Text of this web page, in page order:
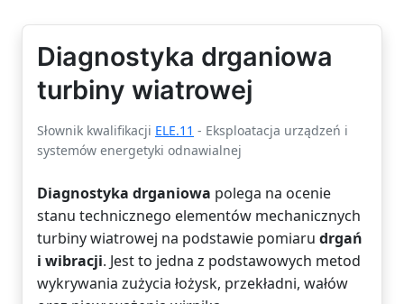
Diagnostyka drganiowa
turbiny wiatrowej
Słownik kwalifikacji ELE.11 - Eksploatacja urządzeń i
systemów energetyki odnawialnej
Diagnostyka drganiowa polega na ocenie
stanu technicznego elementów mechanicznych
turbiny wiatrowej na podstawie pomiaru drgań
i wibracji. Jest to jedna z podstawowych metod
wykrywania zużycia łożysk, przekładni, wałów